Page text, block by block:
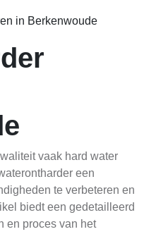
in Berkenwoude
vaak hard water
een
te verbeteren en
biedt een gedetailleerd
en proces van het